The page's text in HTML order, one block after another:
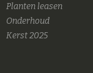
Planten leasen
Onderhoud
Kerst 2025